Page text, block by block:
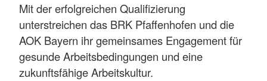
Mit der erfolgreichen Qualifizierung
unterstreichen das BRK Pfaffenhofen und die
AOK Bayern ihr gemeinsames Engagement für
gesunde Arbeitsbedingungen und eine
zukunftsfähige Arbeitskultur.